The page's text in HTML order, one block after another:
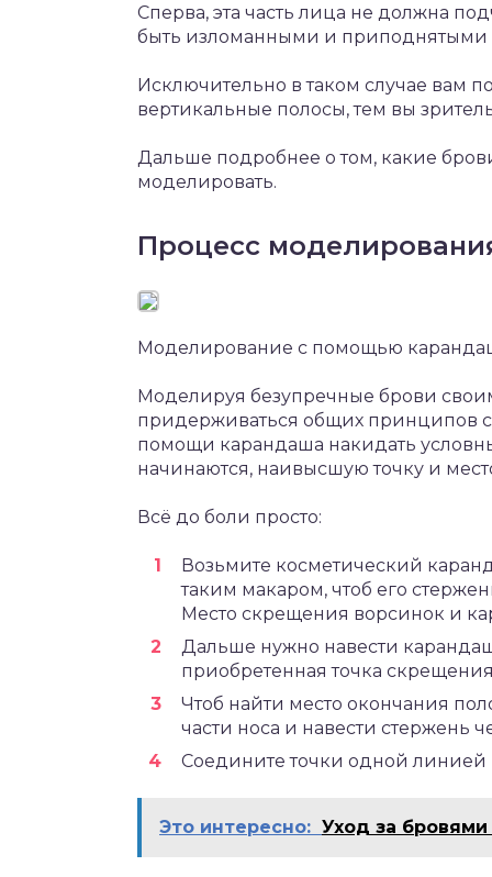
Сперва, эта часть лица не должна
быть изломанными и
Исключительно в таком случае вам
вертикальные полосы, тем вы
Дальше подробнее о том, какие
моделировать.
Процесс
Моделирование с помощью
Моделируя безупречные брови
придерживаться общих принципов
помощи карандаша накидать
начинаются, наивысшую точку и
Всё до боли просто:
Возьмите косметический
таким макаром, чтоб его
Место скрещения ворсинок и
Дальше нужно навести
приобретенная точка
Чтоб найти место окончания
части носа и навести стержень
Соедините точки одной линией
Это интересно: Уход за